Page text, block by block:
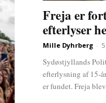
Freja er
efterlyser
Mille Dyhrberg -
Sydøstjyllands
efterlysning af 15-
er fundet. Freja